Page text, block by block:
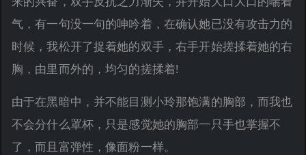
气，有一句没一句的呻吟着，在确认她已没有攻击力的
时候，我松开了捉着她的双手，右手开始搓揉着她的右
胸，由里而外的，均匀的搓揉着!
由于在黑暗中，并不能目测小玲那饱满的胸部，而我也
不会分什么罩杯，只是感觉她的胸部一只手也掌握不
了，而且富弹性，像面粉一样。